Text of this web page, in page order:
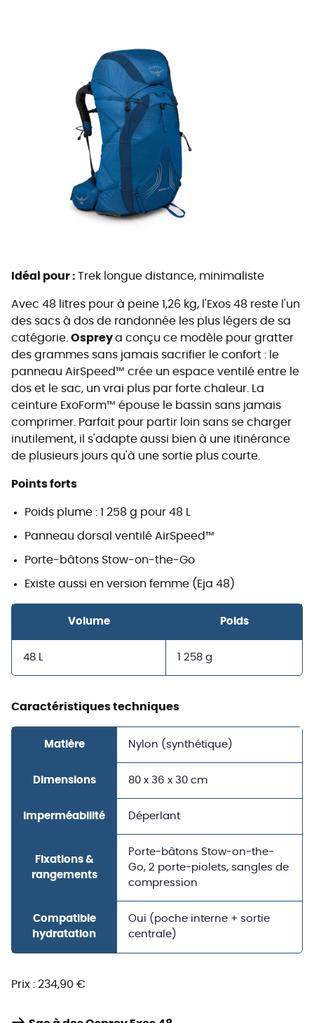
Idéal pour : Trek longue distance, minimaliste
Avec 48 litres pour à peine 1,26 kg, l'Exos 48 reste l'un
des sacs à dos de randonnée les plus légers de sa
catégorie. Ospreya conçu ce modèle pour gratter
des grammes sans jamais sacrifier le confort : le
panneau AirSpeed™ crée un espace ventilé entre le
dos et le sac, un vrai plus par forte chaleur. La
ceinture ExoForm™ épouse le bassin sans jamais
comprimer. Parfait pour partir loin sans se charger
inutilement, il s'adapte aussi bien à une itinérance
de plusieurs jours qu'à une sortie plus courte.
Points forts
Poids plume : 1 258 g pour 48 L
Panneau dorsal ventilé AirSpeed™
Porte-bâtons Stow-on-the-Go
Existe aussi en version femme (Eja 48)
Volume Poids
48 L 1 258 g
Caractéristiques techniques
Matière Nylon (synthétique)
Dimensions 80 x 36 x 30 cm
Imperméabilité Déperlant
Fixations &
rangements
Porte-bâtons Stow-on-the-
Go, 2 porte-piolets, sangles de
compression
Compatible
hydratation
Oui (poche interne + sortie
centrale)
Prix : 234,90 €